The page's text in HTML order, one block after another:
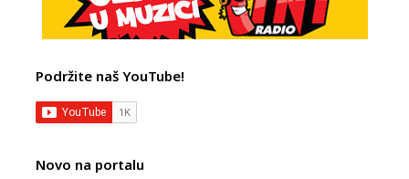
Podržite naš YouTube!
Novo na portalu